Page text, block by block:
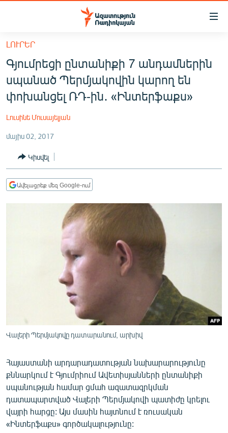
Մատչելիության
հիմնական
բովանդակությանը
հիմնական
մենյուին
ՀԱՅԱՍՏԱՆ
ՔԱՂԱՔԱԿԱՆ
ՏՆՏԵՍՈՒԹՅՈՒՆ
ՂԱՐԱԲԱՂ
ՏԱՐԱԾԱՇՐՋԱՆ
ՄԻՋԱԶԳԱՅԻՆ
ՄԵԿՆԱԲԱՆՈՒԹՅՈՒՆ
ՏԵՍԱՆՅՈՒԹԵՐ
ԲԱՆԱՎԵՃ
ՁԳՏԵԼՈՎ ԼԱՎԱԳՈՒՅՆԻՆ
ՓՈԴՔԱՍԹ
ԼՈՒՐԵՐ
Գյումրեցի ընտանիքի 7 անդամներին
սպանած Պերմյակովին կարող են
փոխանցել ՌԴ-ին․ «Ինտերֆաքս»
Լուսինե Մուսայելյան
մայիս 02, 2017
Կիսվել
Ավելացրեք մեզ Google-ում
Վալերի Պերմյակովը դատարանում, արխիվ
Հայաստանի արդարադատության նախարարությունը
քննարկում է Գյումրիում Ավետիսյանների ընտանիքի
սպանության համար ցմահ ազատազրկման
դատապարտված Վալերի Պերմյակովի պատիժը կրելու
վայրի հարցը: Այս մասին հայտնում է ռուսական
«Ինտերֆաքս» գործակալությունը: